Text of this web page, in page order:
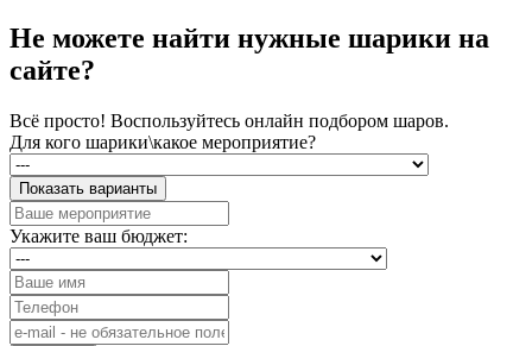
Не можете найти нужные шарики на
сайте?
Всё просто! Воспользуйтесь онлайн подбором шаров.
Для кого шарики\какое мероприятие?
Показать варианты
Укажите ваш бюджет: